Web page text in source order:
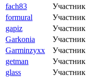
fach83
Участник
formural
Участник
gapiz
Участник
Garkonia
Участник
Garminzyxx
Участник
getman
Участник
glass
Участник